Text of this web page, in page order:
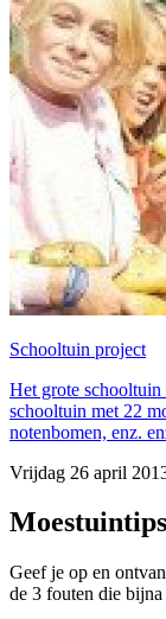
Schooltuin project
Het grote
schooltuin met 22
notenbomen, enz.
Vrijdag 26 april
Geef je op en
de 3 fouten die